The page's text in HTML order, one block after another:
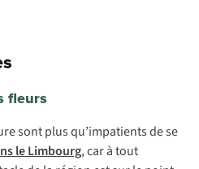
fleurs
sont plus qu’impatients de se
le Limbourg, car à tout